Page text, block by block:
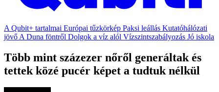
A Qubit+ tartalmai Európai tűzkörkép Paksi leállás Kutatóhálózati
jövő A Duna föntről Dolgok a víz alól Vízszintszabályozás Jó iskola
Több mint százezer nőről generáltak és
tettek közé pucér képet a tudtuk nélkül